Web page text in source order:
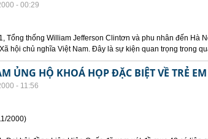
- 00:29
Tổng thống William Jefferson Clintơn và phu nhân đến Hà
hội chủ nghĩa Việt Nam. Đây là sự kiện quan trọng trong
ỦNG HỘ KHOÁ HỌP ĐẶC BIỆT VỀ TRẺ
- 11:56
2000)